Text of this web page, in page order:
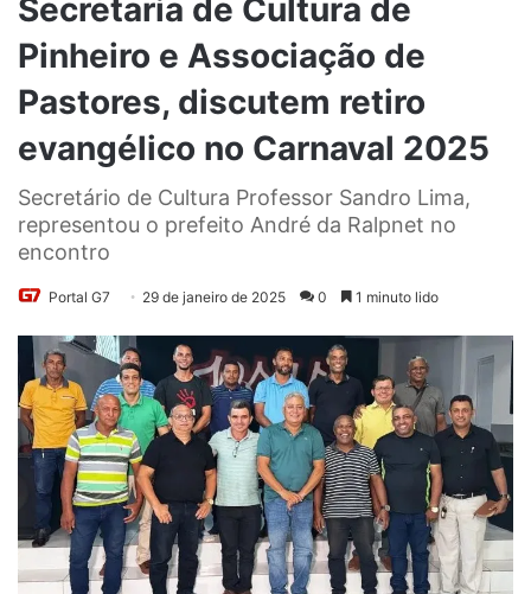
Secretaria de Cultura de
Pinheiro e Associação de
Pastores, discutem retiro
evangélico no Carnaval 2025
Secretário de Cultura Professor Sandro Lima,
representou o prefeito André da Ralpnet no
encontro
Portal G7 29 de janeiro de 2025 0 1 minuto lido